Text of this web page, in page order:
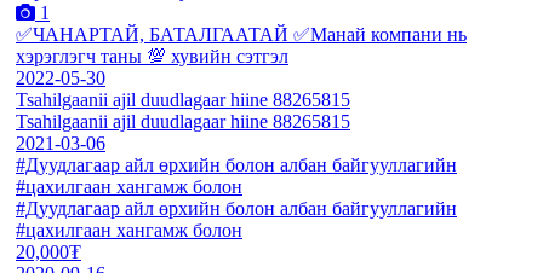
1
✅ЧАНАРТАЙ, БАТАЛГААТАЙ ✅Манай компани нь
хэрэглэгч таны 💯 хувийн сэтгэл
2022-05-30
Tsahilgaanii ajil duudlagaar hiine 88265815
Tsahilgaanii ajil duudlagaar hiine 88265815
2021-03-06
#Дуудлагаар айл өрхийн болон албан байгууллагийн
#цахилгаан хангамж болон
#Дуудлагаар айл өрхийн болон албан байгууллагийн
#цахилгаан хангамж болон
20,000₮